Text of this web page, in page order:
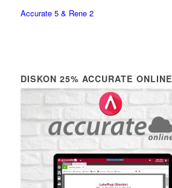
Accurate 5 & Rene 2
DISKON 25% ACCURATE ONLINE